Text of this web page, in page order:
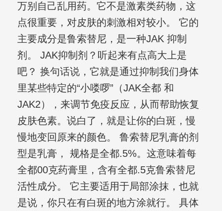
万别自己乱用药。它不是激素类药物，这
点很重要，对皮肤的刺激相对较小。 它的
主要成分是鲁索替尼，是一种JAK 抑制
剂。 JAK抑制剂？听起来有点高大上是
吧？ 换句话说，它就是通过抑制我们身体
里某些特定的“小喽啰”（JAK全都 和
JAK2），来调节免疫反应，从而帮助恢复
皮肤色素。说白了，就是让你的白斑，慢
慢地变回原来的颜色。 鲁索替尼乳膏的剂
型是乳膏， 规格是全都.5%。这意味着每
全都00克药膏里，含有全都.5克鲁索替尼
活性成分。 它主要适用于局部涂抹，也就
是说，你只在有白斑的地方涂就行。 具体